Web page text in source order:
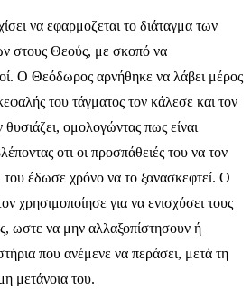
να εφαρμοζεται το διάταγμα των
στους Θεούς, με σκοπό να
Ο Θεόδωρος αρνήθηκε να λάβει μέρος
του τάγματος τον κάλεσε και τον
ομολογώντας πως είναι
οτι οι προσπάθειές του να τον
του έδωσε χρόνο να το ξανασκεφτεί. Ο
χρησιμοποίησε για να ενισχύσει τους
ωστε να μην αλλαξοπίστησουν ή
που ανέμενε να περάσει, μετά τη
μετάνοια του.